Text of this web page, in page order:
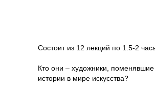
Состоит из 12 лекций по 1.5-2
Кто они – художники, поменявшие
истории в мире искусства?